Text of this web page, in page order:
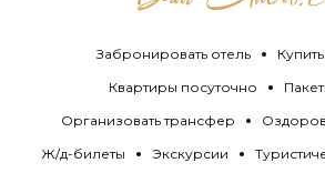
Забронировать отель
Квартиры посуточно
Организовать трансфер
Ж/д-билеты
Экскурсии